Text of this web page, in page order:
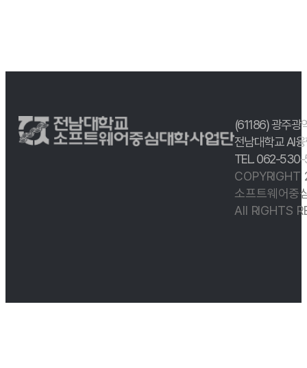
(61186) 광주광
전남대학교 AI
TEL. 062-
COPYRIGHT
소프트웨어중
All RIGHTS